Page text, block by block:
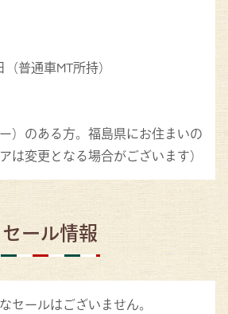
普通車MT所持）
）のある方。福島県にお住まいの
は変更となる場合がございます）
セール情報
セールはございません。